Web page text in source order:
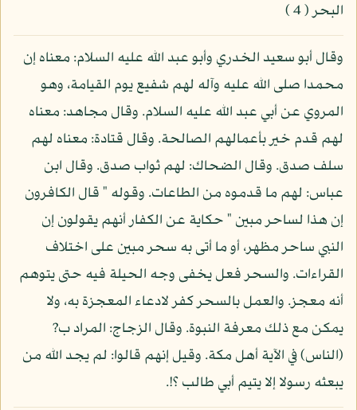
البحر ( 4 )
وقال أبو سعيد الخدري وأبو عبد الله عليه السلام: معناه إن
محمدا صلى الله عليه وآله لهم شفيع يوم القيامة، وهو
المروي عن أبي عبد الله عليه السلام. وقال مجاهد: معناه
لهم قدم خير بأعمالهم الصالحة. وقال قتادة: معناه لهم
سلف صدق. وقال الضحاك: لهم ثواب صدق. وقال ابن
عباس: لهم ما قدموه من الطاعات. وقوله " قال الكافرون
إن هذا لساحر مبين " حكاية عن الكفار أنهم يقولون إن
النبي ساحر مظهر، أو ما أتى به سحر مبين على اختلاف
القراءات. والسحر فعل يخفى وجه الحيلة فيه حتى يتوهم
أنه معجز. والعمل بالسحر كفر لادعاء المعجزة به، ولا
يمكن مع ذلك معرفة النبوة. وقال الزجاج: المراد ب?
(الناس) في الآية أهل مكة. وقيل إنهم قالوا: لم يجد الله من
يبعثه رسولا إلا يتيم أبي طالب ؟!.